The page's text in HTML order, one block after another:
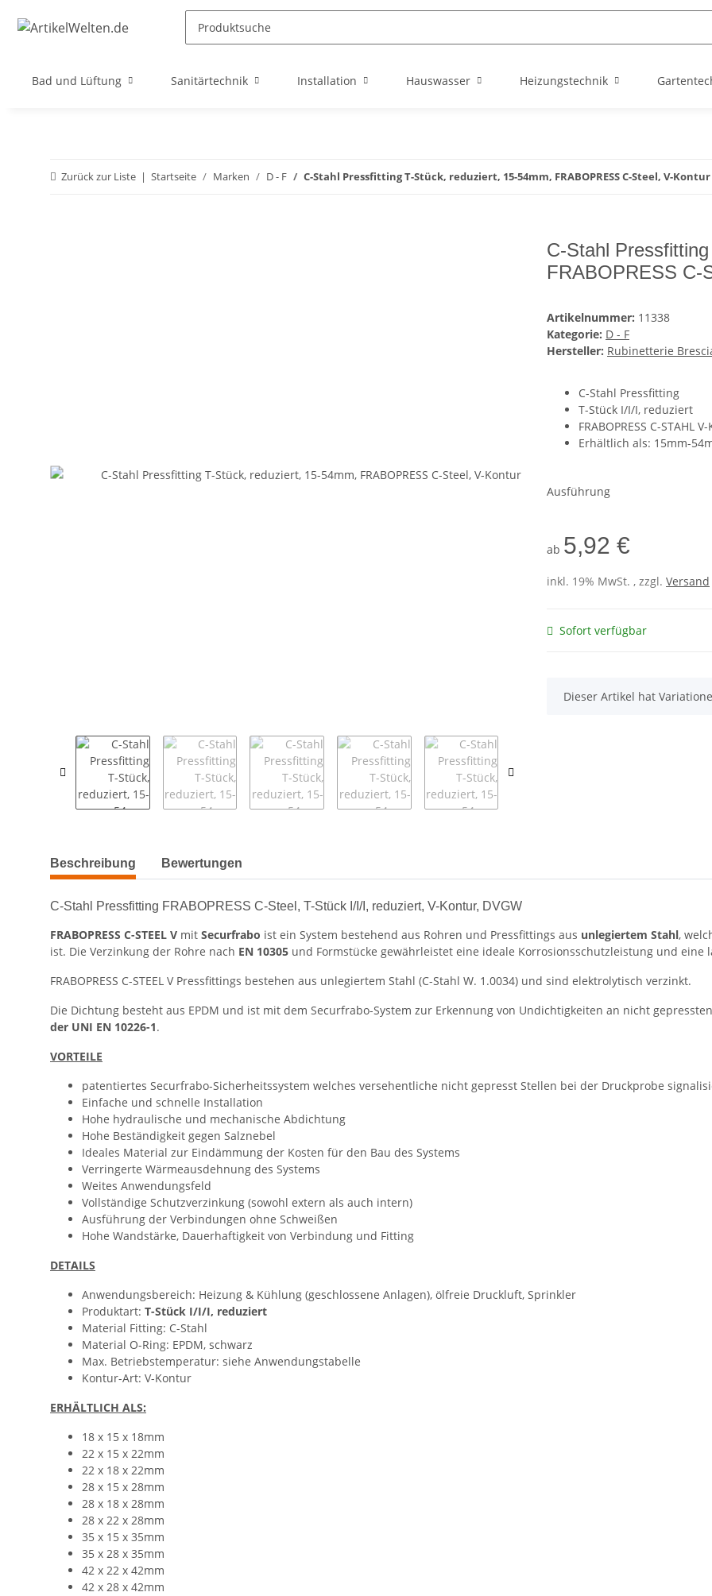
Bad und Lüftung Sanitärtechnik Installation Hauswasser Heizungstechnik
Zurück zur Liste Startseite Marken D - F C-Stahl Pressfitting T-Stück, reduziert, 15-54mm, FRABOPRESS C-Steel, V-Kontur
C-Stahl
FRABOPRESS C-
Artikelnummer: 11338
Kategorie: D - F
Hersteller: Rubinetterie
C-Stahl Pressfitting
T-Stück I/I/I, reduziert
FRABOPRESS C-STAHL
Erhältlich als: 15mm-
Ausführung
ab 5,92 €
inkl. 19% MwSt. , zzgl. Versand
Sofort verfügbar
x
Dieser Artikel hat
weitere Registerkarten anzeigen
Beschreibung Bewertungen
C-Stahl Pressfitting FRABOPRESS C-Steel, T-Stück I/I/I, reduziert, V-Kontur, DVGW
FRABOPRESS C-STEEL V mit Securfrabo ist ein System bestehend aus Rohren und Pressfittings aus unlegiertem Stahl,
ist. Die Verzinkung der Rohre nach EN 10305 und Formstücke gewährleistet eine ideale Korrosionsschutzleistung und eine
FRABOPRESS C-STEEL V Pressfittings bestehen aus unlegiertem Stahl (C-Stahl W. 1.0034) und sind elektrolytisch verzinkt.
Die Dichtung besteht aus EPDM und ist mit dem Securfrabo-System zur Erkennung von Undichtigkeiten an nicht
der UNI EN 10226-1.
VORTEILE
patentiertes Securfrabo-Sicherheitssystem welches versehentliche nicht gepresst Stellen bei der Druckprobe
Einfache und schnelle Installation
Hohe hydraulische und mechanische Abdichtung
Hohe Beständigkeit gegen Salznebel
Ideales Material zur Eindämmung der Kosten für den Bau des Systems
Verringerte Wärmeausdehnung des Systems
Weites Anwendungsfeld
Vollständige Schutzverzinkung (sowohl extern als auch intern)
Ausführung der Verbindungen ohne Schweißen
Hohe Wandstärke, Dauerhaftigkeit von Verbindung und Fitting
DETAILS
Anwendungsbereich: Heizung & Kühlung (geschlossene Anlagen), ölfreie Druckluft, Sprinkler
Produktart: T-Stück I/I/I, reduziert
Material Fitting: C-Stahl
Material O-Ring: EPDM, schwarz
Max. Betriebstemperatur: siehe Anwendungstabelle
Kontur-Art: V-Kontur
ERHÄLTLICH ALS:
18 x 15 x 18mm
22 x 15 x 22mm
22 x 18 x 22mm
28 x 15 x 28mm
28 x 18 x 28mm
28 x 22 x 28mm
35 x 15 x 35mm
35 x 28 x 35mm
42 x 22 x 42mm
42 x 28 x 42mm